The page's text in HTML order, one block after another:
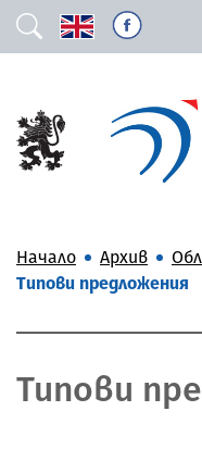
Начало Архив
Типови предложения
Типови